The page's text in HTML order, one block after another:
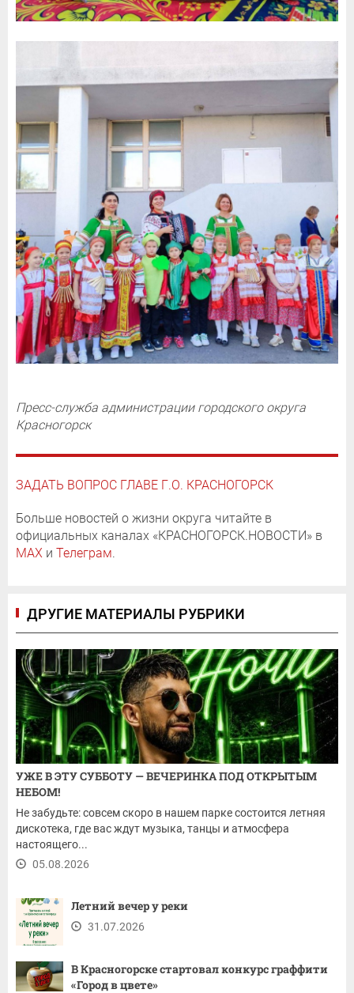
Пресс-служба администрации городского округа
Красногорск
ЗАДАТЬ ВОПРОС ГЛАВЕ Г.О. КРАСНОГОРСК
Больше новостей о жизни округа читайте в
официальных каналах «КРАСНОГОРСК.НОВОСТИ» в
MAX и Телеграм.
ДРУГИЕ МАТЕРИАЛЫ РУБРИКИ
УЖЕ В ЭТУ СУББОТУ — ВЕЧЕРИНКА ПОД ОТКРЫТЫМ
НЕБОМ!
Не забудьте: совсем скоро в нашем парке состоится летняя
дискотека, где вас ждут музыка, танцы и атмосфера
настоящего...
05.08.2026
Летний вечер у реки
31.07.2026
В Красногорске стартовал конкурс граффити
«Город в цвете»